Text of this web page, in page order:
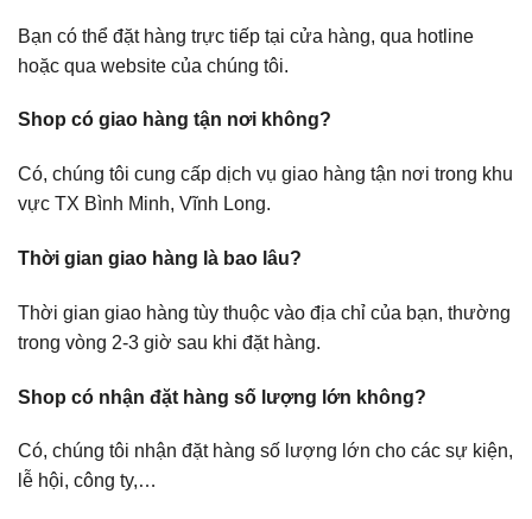
Bạn có thể đặt hàng trực tiếp tại cửa hàng, qua hotline
hoặc qua website của chúng tôi.
Shop có giao hàng tận nơi không?
Có, chúng tôi cung cấp dịch vụ giao hàng tận nơi trong khu
vực TX Bình Minh, Vĩnh Long.
Thời gian giao hàng là bao lâu?
Thời gian giao hàng tùy thuộc vào địa chỉ của bạn, thường
trong vòng 2-3 giờ sau khi đặt hàng.
Shop có nhận đặt hàng số lượng lớn không?
Có, chúng tôi nhận đặt hàng số lượng lớn cho các sự kiện,
lễ hội, công ty,…